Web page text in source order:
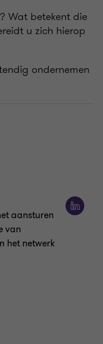
Wat betekent die
u zich hierop
ondernemen
aansturen
van
het netwerk